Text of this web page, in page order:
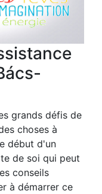
grands défis de
choses à
début d'un
de soi qui peut
conseils
à démarrer ce